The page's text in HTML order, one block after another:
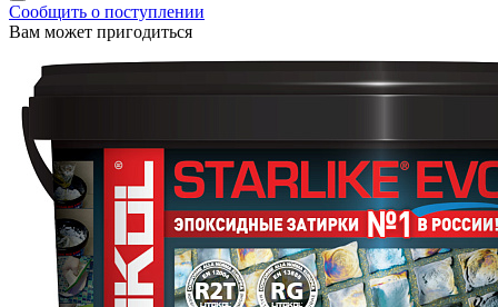
Сообщить о поступлении
Вам может пригодиться